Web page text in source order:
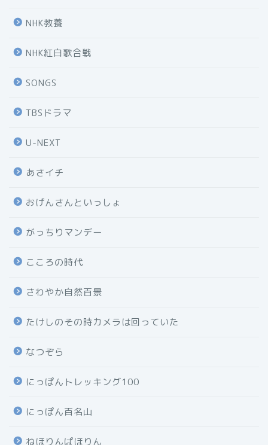
NHK教養
NHK紅白歌合戦
SONGS
TBSドラマ
U-NEXT
あさイチ
おげんさんといっしょ
がっちりマンデー
こころの時代
さわやか自然百景
たけしのその時カメラは回っていた
なつぞら
にっぽんトレッキング100
にっぽん百名山
ねほりんぱほりん